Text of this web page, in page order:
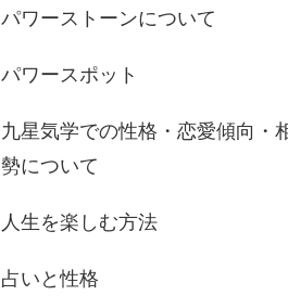
パワーストーンについて
パワースポット
九星気学での性格・恋愛傾向・
勢について
人生を楽しむ方法
占いと性格